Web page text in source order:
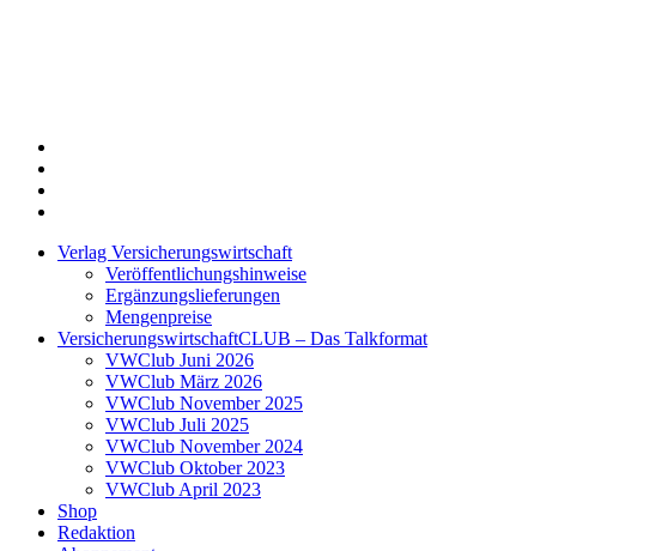
Verlag Versicherungswirtschaft
Veröffentlichungshinweise
Ergänzungslieferungen
Mengenpreise
VersicherungswirtschaftCLUB – Das Talkformat
VWClub Juni 2026
VWClub März 2026
VWClub November 2025
VWClub Juli 2025
VWClub November 2024
VWClub Oktober 2023
VWClub April 2023
Shop
Redaktion